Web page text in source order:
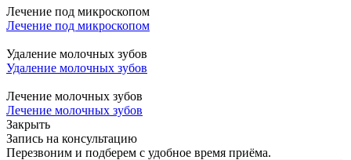
Лечение под микроскопом
Лечение под микроскопом
Удаление молочных зубов
Удаление молочных зубов
Лечение молочных зубов
Лечение молочных зубов
Закрыть
Запись на консультацию
Перезвоним и подберем с удобное время приёма.